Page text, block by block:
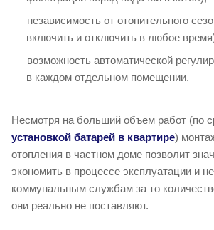
независимость от отопительного
включить и отключить в любое
возможность автоматической
в каждом отдельном помещении.
Несмотря на больший объем работ (по
установкой батарей в квартире)
отопления в частном доме позволит
экономить в процессе эксплуатации и
коммунальным службам за то
они реально не поставляют.